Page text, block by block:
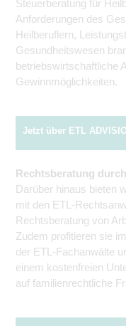
Steuerberatung für
Anforderungen des
Heilberuflern,
Gesundheitswesen
betriebswirtschaftliche
Gewinnmöglichkeiten.
Jetzt über ETL
Rechtsberatung
Darüber hinaus bieten
mit den ETL-
Rechtsberatung von
Zudem profitieren sie
der ETL-Fachanwälte
einem kostenfreien
auf familienrechtliche